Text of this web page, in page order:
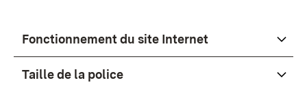
Fonctionnement du site Internet
Taille de la police